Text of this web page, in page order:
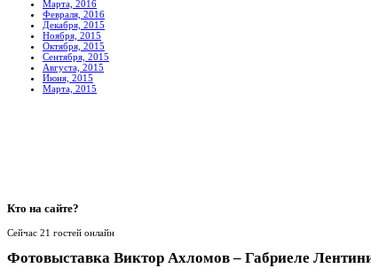
Марта, 2016
Февраля, 2016
Декабря, 2015
Ноября, 2015
Октября, 2015
Сентября, 2015
Августа, 2015
Июня, 2015
Марта, 2015
Кто на сайте?
Сейчас 21 гостей онлайн
Фотовыставка Виктор Ахломов – Габриеле